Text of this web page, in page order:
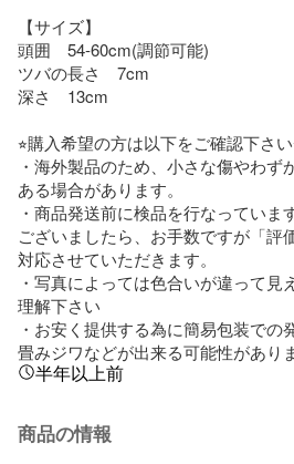
【サイズ】
頭囲　54-60cm(調節可能)
ツバの長さ　7cm
深さ　13cm
⭐︎購入希望の方は以下をご確認下さい
・海外製品のため、小さな傷やわず
ある場合があります。
・商品発送前に検品を行なっていま
ございましたら、お手数ですが「評
対応させていただきます。
・写真によっては色合いが違って見
理解下さい
・お安く提供する為に簡易包装での
畳みジワなどが出来る可能性があり
半年以上前
商品の情報